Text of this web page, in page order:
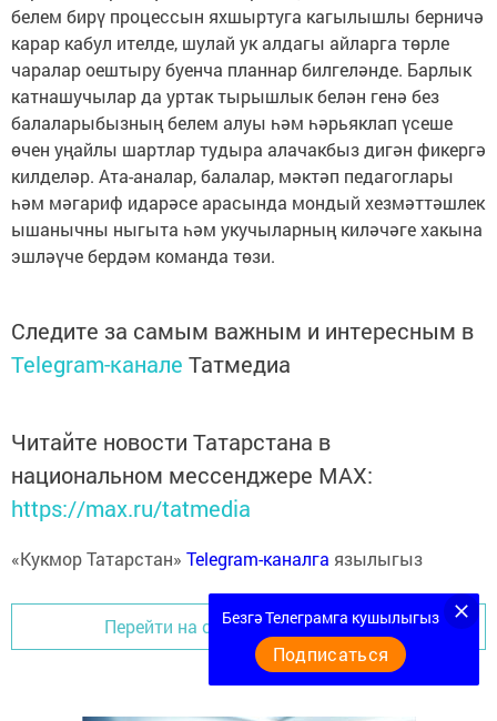
белем бирү процессын яхшыртуга кагылышлы берничә
карар кабул ителде, шулай ук алдагы айларга төрле
чаралар оештыру буенча планнар билгеләнде. Барлык
катнашучылар да уртак тырышлык белән генә без
балаларыбызның белем алуы һәм һәрьяклап үсеше
өчен уңайлы шартлар тудыра алачакбыз дигән фикергә
килделәр. Ата-аналар, балалар, мәктәп педагоглары
һәм мәгариф идарәсе арасында мондый хезмәттәшлек
ышанычны ныгыта һәм укучыларның киләчәге хакына
эшләүче бердәм команда төзи.
Следите за самым важным и интересным в
Telegram-канале Татмедиа
Читайте новости Татарстана в
национальном мессенджере MАХ:
https://max.ru/tatmedia
«Кукмор Татарстан» Telegram-каналга язылыгыз
Перейти на страницу новости
Безгә Телеграмга кушылыгыз
Подписаться